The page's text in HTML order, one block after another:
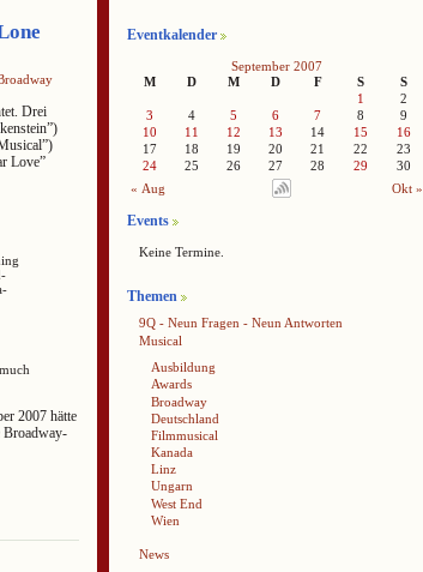
Drei
Love”
2007 hätte
Broadway-
Eventkalender
September 2007
M
D M D F S
S
1
2
3
4 5 6 7 8
9
10
11 12 13 14 15
16
17
18 19 20 21 22
23
24
25 26 27 28 29
30
« Aug
Okt »
Events
Keine Termine.
Themen
9Q - Neun Fragen - Neun Antworten
Musical
Ausbildung
Awards
Broadway
Deutschland
Filmmusical
Kanada
Linz
Ungarn
West End
Wien
News